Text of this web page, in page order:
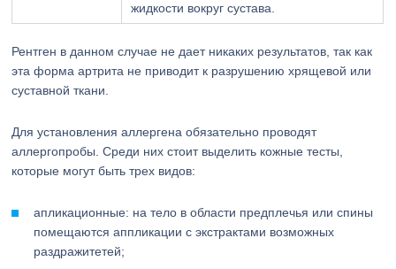
жидкости вокруг сустава.
Рентген в данном случае не дает никаких результатов, так как
эта форма артрита не приводит к разрушению хрящевой или
суставной ткани.
Для установления аллергена обязательно проводят
аллергопробы. Среди них стоит выделить кожные тесты,
которые могут быть трех видов:
апликационные: на тело в области предплечья или спины
помещаются аппликации с экстрактами возможных
раздражитетей;